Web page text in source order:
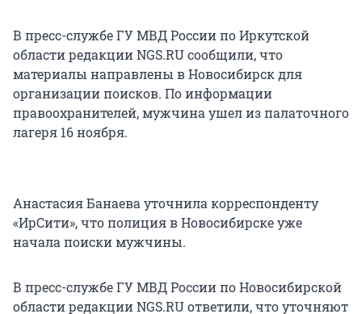
В пресс-службе ГУ МВД России по Иркутской
области редакции NGS.RU сообщили, что
материалы направлены в Новосибирск для
организации поисков. По информации
правоохранителей, мужчина ушел из палаточного
лагеря 16 ноября.
Анастасия Банаева уточнила корреспонденту
«ИрСити», что полиция в Новосибирске уже
начала поиски мужчины.
В пресс-службе ГУ МВД России по Новосибирской
области редакции NGS.RU ответили, что уточняют